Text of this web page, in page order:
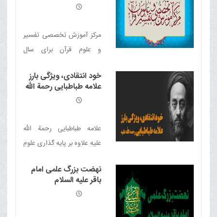
مرکز آموزش تخصصی تفسیر
و علوم قرآن برای سال
پژوه می پذیرد
خود انتقادی، ویژگی بارز
علامه طباطبایی رحمة الله
علامه طباطبایی رحمة الله
علیه علاوه بر پایه گذاری علوم
های علمیه، در اخلاق و مبانی
اخلاقی زبانزد بودند
نهضت بزرگ علمى امام
باقر علیه السلام